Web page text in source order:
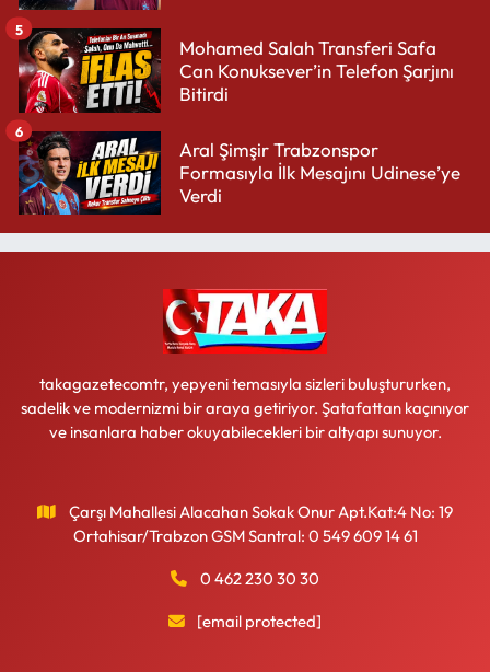
Mohamed Salah Transferi Safa
Can Konuksever’in Telefon Şarjını
Bitirdi
5
Aral Şimşir Trabzonspor
Formasıyla İlk Mesajını Udinese’ye
Verdi
6
takagazetecomtr, yepyeni temasıyla sizleri buluştururken,
sadelik ve modernizmi bir araya getiriyor. Şatafattan kaçınıyor
ve insanlara haber okuyabilecekleri bir altyapı sunuyor.
Çarşı Mahallesi Alacahan Sokak Onur Apt.Kat:4 No: 19
Ortahisar/Trabzon GSM Santral: 0 549 609 14 61
0 462 230 30 30
[email protected]